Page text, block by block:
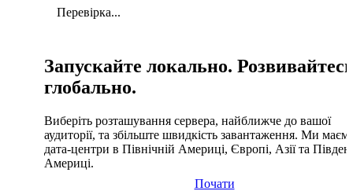
Перевірка...
Запускайте локально.
глобально.
Виберіть розташування сервера, найближче до вашої
аудиторії, та збільште швидкість завантаження. Ми
дата-центри в Північній Америці, Європі, Азії та
Америці.
Почати